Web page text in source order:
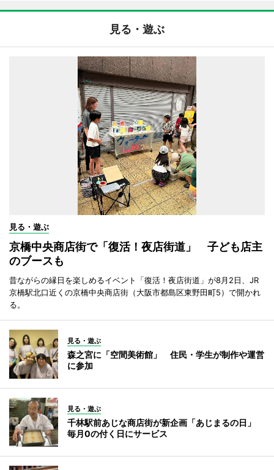
見る・遊ぶ
見る・遊ぶ
京橋中央商店街で「復活！夜店街道」 子ども店主
のブースも
昔ながらの縁日を楽しめるイベント「復活！夜店街道」が8月2日、JR
京橋駅北口近くの京橋中央商店街（大阪市都島区東野田町5）で開かれ
る。
見る・遊ぶ
森之宮に「空間美術館」 住民・学生が制作や運営
に参加
見る・遊ぶ
千林駅前あじな商店街が新企画「あじまるの日」
毎月0の付く日にサービス